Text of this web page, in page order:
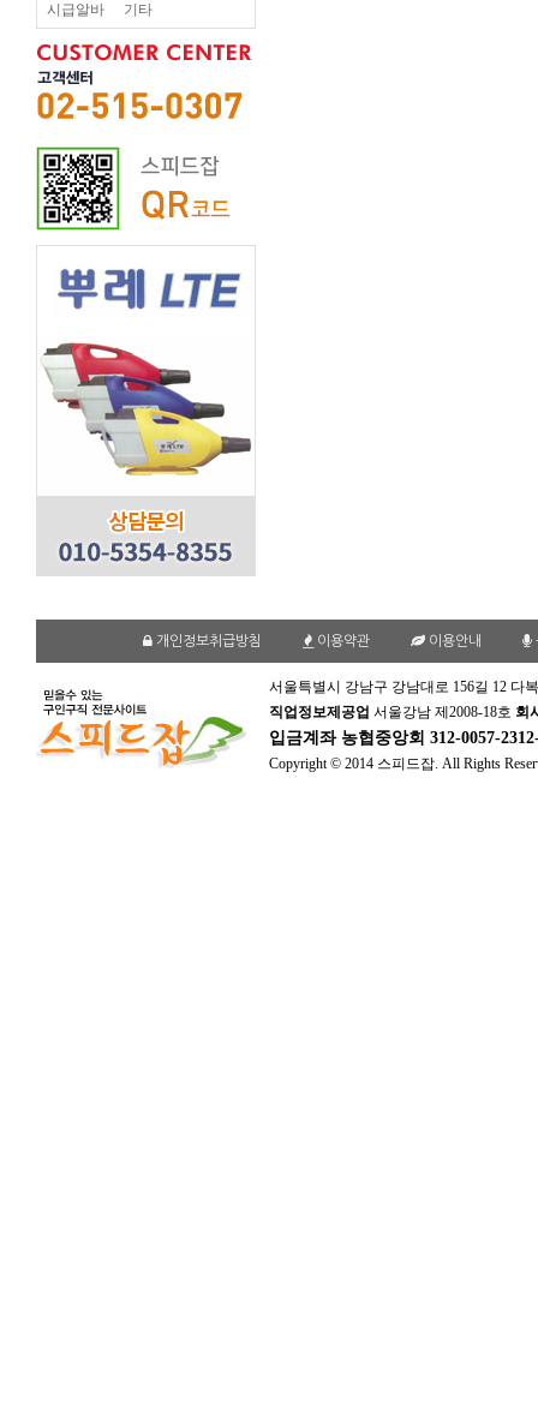
시급알바 기타
개인정보취급방침 이용약관 이용안내
서울특별시 강남구 강남대로 156길 12 다
직업정보제공업 서울강남 제2008-18호 회
입금계좌 농협중앙회 312-0057-
Copyright © 2014 스피드잡. All Rights